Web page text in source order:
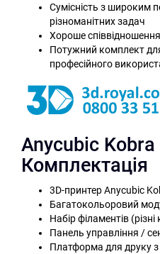
Сумісність з широким
різноманітних задач
Хороше
Потужний комплект
професійного
Anycubic
Комплектація
3D-принтер Anycubic
Багатокольоровий
Набір філаментів
Панель управління /
Платформа для друку